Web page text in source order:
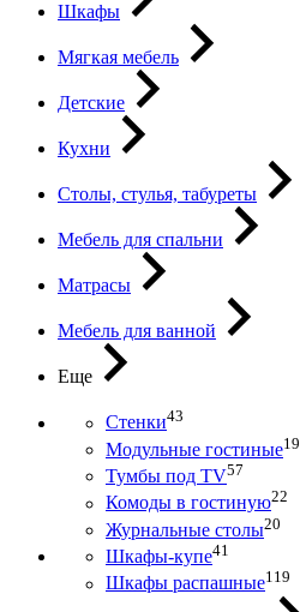
Шкафы
Мягкая мебель
Детские
Кухни
Столы, стулья, табуреты
Мебель для спальни
Матрасы
Мебель для ванной
Еще
Стенки43
Модульные гостиные19
Тумбы под ТV57
Комоды в гостиную22
Журнальные столы20
Шкафы-купе41
Шкафы распашные119